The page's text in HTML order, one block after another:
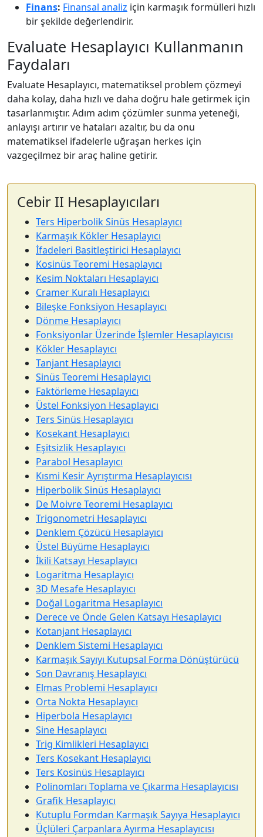
Finans: Finansal analiz için karmaşık formülleri hızlı
bir şekilde değerlendirir.
Evaluate Hesaplayıcı Kullanmanın
Faydaları
Evaluate Hesaplayıcı, matematiksel problem çözmeyi
daha kolay, daha hızlı ve daha doğru hale getirmek için
tasarlanmıştır. Adım adım çözümler sunma yeteneği,
anlayışı artırır ve hataları azaltır, bu da onu
matematiksel ifadelerle uğraşan herkes için
vazgeçilmez bir araç haline getirir.
Cebir II Hesaplayıcıları
Ters Hiperbolik Sinüs Hesaplayıcı
Karmaşık Kökler Hesaplayıcı
İfadeleri Basitleştirici Hesaplayıcı
Kosinüs Teoremi Hesaplayıcı
Kesim Noktaları Hesaplayıcı
Cramer Kuralı Hesaplayıcı
Bileşke Fonksiyon Hesaplayıcı
Dönme Hesaplayıcı
Fonksiyonlar Üzerinde İşlemler Hesaplayıcısı
Kökler Hesaplayıcı
Tanjant Hesaplayıcı
Sinüs Teoremi Hesaplayıcı
Faktörleme Hesaplayıcı
Üstel Fonksiyon Hesaplayıcı
Ters Sinüs Hesaplayıcı
Kosekant Hesaplayıcı
Eşitsizlik Hesaplayıcı
Parabol Hesaplayıcı
Kısmi Kesir Ayrıştırma Hesaplayıcısı
Hiperbolik Sinüs Hesaplayıcı
De Moivre Teoremi Hesaplayıcı
Trigonometri Hesaplayıcı
Denklem Çözücü Hesaplayıcı
Üstel Büyüme Hesaplayıcı
İkili Katsayı Hesaplayıcı
Logaritma Hesaplayıcı
3D Mesafe Hesaplayıcı
Doğal Logaritma Hesaplayıcı
Derece ve Önde Gelen Katsayı Hesaplayıcı
Kotanjant Hesaplayıcı
Denklem Sistemi Hesaplayıcı
Karmaşık Sayıyı Kutupsal Forma Dönüştürücü
Son Davranış Hesaplayıcı
Elmas Problemi Hesaplayıcı
Orta Nokta Hesaplayıcı
Hiperbola Hesaplayıcı
Sine Hesaplayıcı
Trig Kimlikleri Hesaplayıcı
Ters Kosekant Hesaplayıcı
Ters Kosinüs Hesaplayıcı
Polinomları Toplama ve Çıkarma Hesaplayıcısı
Grafik Hesaplayıcı
Kutuplu Formdan Karmaşık Sayıya Hesaplayıcı
Üçlüleri Çarpanlara Ayırma Hesaplayıcısı